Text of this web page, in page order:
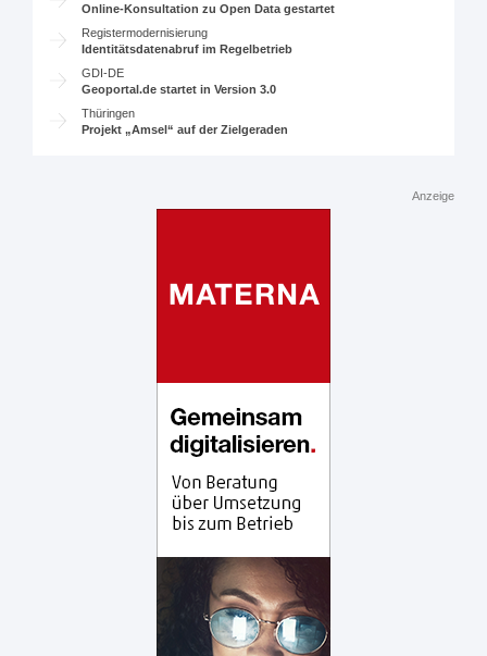
Online-Konsultation zu Open Data gestartet
Registermodernisierung
Identitätsdatenabruf im Regelbetrieb
GDI-DE
Geoportal.de startet in Version 3.0
Thüringen
Projekt „Amsel“ auf der Zielgeraden
Anzeige